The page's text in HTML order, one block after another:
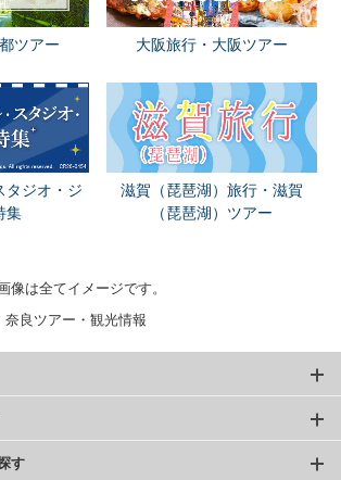
ツアー 大阪旅行・大阪ツアー
タジオ・ジ
集
滋賀（琵琶湖）旅行・滋賀
（琵琶湖）ツアー
は全てイメージです。
奈良ツアー・観光情報
す